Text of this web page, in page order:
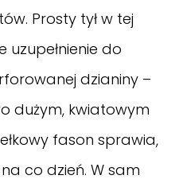
Prosty tył w tej
uzupełnienie do
dzianiny –
dużym, kwiatowym
fason sprawia,
co dzień. W sam